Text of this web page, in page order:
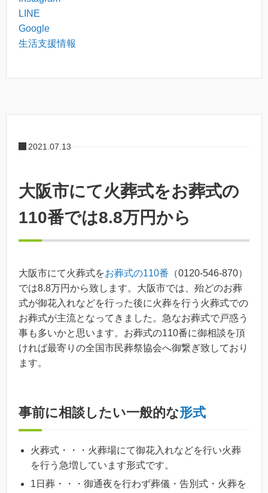
LINE
Google
生活支援情報
2021.07.13
大阪市にて火葬式をお葬式の
110番では8.8万円から
大阪市にて火葬式をお葬式の110番 （0120-546-870）
では8.8万円から致します。大阪市では、殆どのお葬
式が御花入れなどを行った後に火葬を行う火葬式での
お葬式が主流となってきました。急なお葬式で戸惑う
事も多いかと思います。お葬式の110番に御相談を頂
ければ最寄りの全国市民葬祭協会へ御繋ぎ致しており
ます。
事前に相談したい一般的な形式
火葬式・・・火葬場にて御花入れなどを行い火葬
を行う急増しています形式です。
1日葬・・・御通夜を行わず葬儀・告別式・火葬を